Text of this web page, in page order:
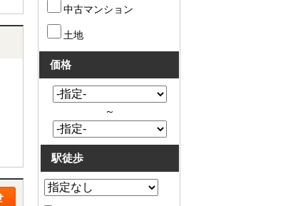
中古マンション
土地
価格
～
駅徒歩